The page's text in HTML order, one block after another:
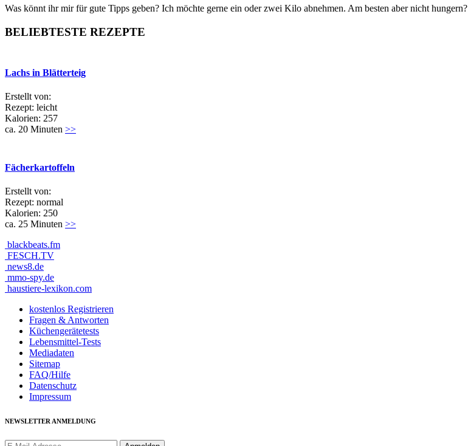
Was könnt ihr mir für gute Tipps geben? Ich möchte gerne ein oder zwei Kilo abnehmen. Am besten aber nicht hungern?
BELIEBTESTE REZEPTE
Lachs in Blätterteig
Erstellt von:
Rezept: leicht
Kalorien: 257
ca. 20 Minuten >>
Fächerkartoffeln
Erstellt von:
Rezept: normal
Kalorien: 250
ca. 25 Minuten >>
blackbeats.fm
FESCH.TV
news8.de
mmo-spy.de
haustiere-lexikon.com
kostenlos Registrieren
Fragen & Antworten
Küchengerätetests
Lebensmittel-Tests
Mediadaten
Sitemap
FAQ/Hilfe
Datenschutz
Impressum
NEWSLETTER ANMELDUNG